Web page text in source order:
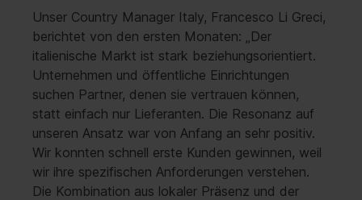
Unser Country Manager Italy, Francesco Li Greci,
berichtet von den ersten Monaten: „Der
italienische Markt ist stark beziehungsorientiert.
Unternehmen und öffentliche Einrichtungen
suchen Partner, denen sie vertrauen können,
statt einfach nur Lieferanten. Die Resonanz auf
unseren Ansatz war von Anfang an sehr positiv.
Wir konnten schnell erste Kunden gewinnen, weil
wir ihre spezifischen Anforderungen verstehen.
Die Kombination aus lokaler Präsenz und der